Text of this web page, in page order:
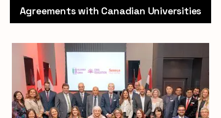
Agreements with Canadian Universities